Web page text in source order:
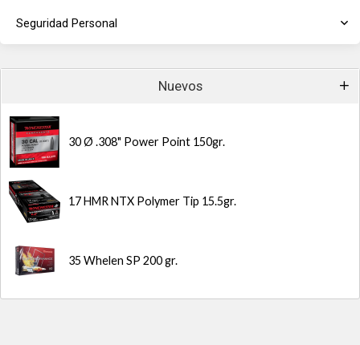
Seguridad Personal
Nuevos
30 Ø .308" Power Point 150gr.
17 HMR NTX Polymer Tip 15.5gr.
35 Whelen SP 200 gr.